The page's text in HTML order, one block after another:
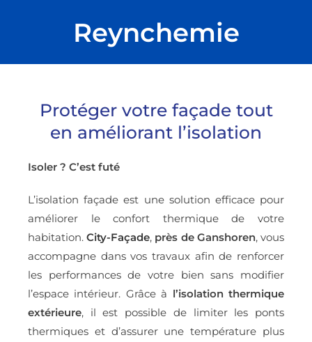
Reynchemie
Protéger votre façade tout
en améliorant l’isolation
Isoler ? C’est futé
L’isolation façade est une solution efficace pour
améliorer le confort thermique de votre
habitation.City-Façade, près de Ganshoren, vous
accompagne dans vos travaux afin de renforcer
les performances de votre bien sans modifier
l’espace intérieur. Grâce à l’isolation thermique
extérieure, il est possible de limiter les ponts
thermiques et d’assurer une température plus